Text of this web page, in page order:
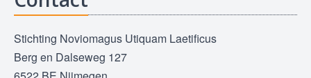
Stichting Noviomagus Utiquam Laetificus
Berg en Dalseweg 127